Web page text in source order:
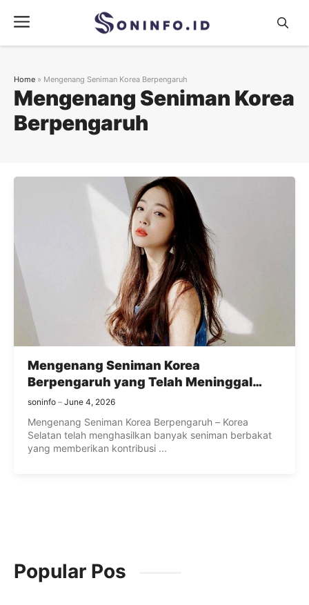
content
Menu
Mengenang Seniman Korea
Berpengaruh
Home » Mengenang Seniman Korea Berpengaruh
Mengenang Seniman Korea
Berpengaruh yang Telah Meninggal
Dunia
soninfo June 4, 2026
Mengenang Seniman Korea Berpengaruh – Korea
Selatan telah menghasilkan banyak seniman berbakat
yang memberikan kontribusi ...
Popular Pos